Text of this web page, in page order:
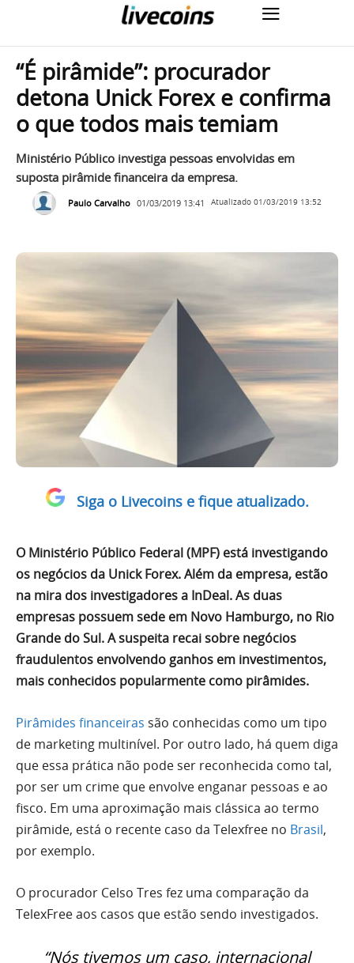
“É pirâmide”: procurador
detona Unick Forex e confirma
o que todos mais temiam
Ministério Público investiga pessoas envolvidas em
suposta pirâmide financeira da empresa.
Paulo Carvalho 01/03/2019 13:41 Atualizado 01/03/2019 13:52
Siga o Livecoins e fique atualizado.
O Ministério Público Federal (MPF) está investigando
os negócios da Unick Forex. Além da empresa, estão
na mira dos investigadores a InDeal. As duas
empresas possuem sede em Novo Hamburgo, no Rio
Grande do Sul. A suspeita recai sobre negócios
fraudulentos envolvendo ganhos em investimentos,
mais conhecidos popularmente como pirâmides.
Pirâmides financeiras são conhecidas como um tipo
de marketing multinível. Por outro lado, há quem diga
que essa prática não pode ser reconhecida como tal,
por ser um crime que envolve enganar pessoas e ao
fisco. Em uma aproximação mais clássica ao termo
pirâmide, está o recente caso da Telexfree no Brasil,
por exemplo.
O procurador Celso Tres fez uma comparação da
TelexFree aos casos que estão sendo investigados.
“Nós tivemos um caso, internacional